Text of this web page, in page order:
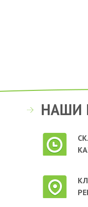
НАШИ